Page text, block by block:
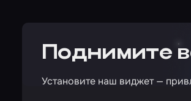
Поднимите
Установите наш виджет —